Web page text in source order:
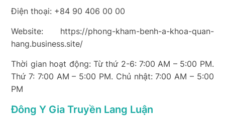
Điện thoại: +84 90 406 00 00
Website: https://phong-kham-benh-a-khoa-quan-
hang.business.site/
Thời gian hoạt động: Từ thứ 2-6: 7:00 AM – 5:00 PM.
Thứ 7: 7:00 AM – 5:00 PM. Chủ nhật: 7:00 AM – 5:00
PM
Đông Y Gia Truyền Lang Luận